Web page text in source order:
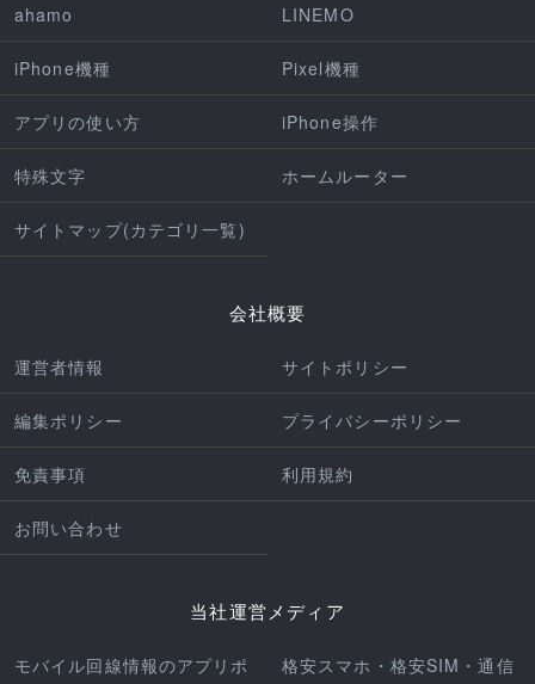
ahamo LINEMO
iPhone機種 Pixel機種
アプリの使い方 iPhone操作
特殊文字 ホームルーター
サイトマップ(カテゴリ一覧)
会社概要
運営者情報 サイトポリシー
編集ポリシー プライバシーポリシー
免責事項 利用規約
お問い合わせ
当社運営メディア
モバイル回線情報のアプリポ 格安スマホ・格安SIM・通信